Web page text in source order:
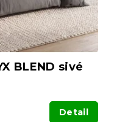
BLEND sivé
Detail